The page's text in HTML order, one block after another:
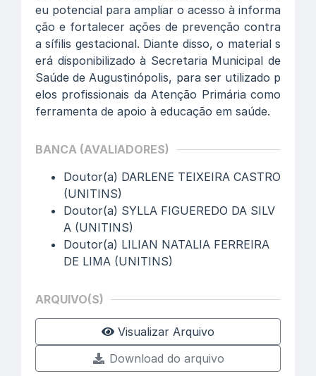
eu potencial para ampliar o acesso à informa
ção e fortalecer ações de prevenção contra
a sífilis gestacional. Diante disso, o material s
erá disponibilizado à Secretaria Municipal de
Saúde de Augustinópolis, para ser utilizado p
elos profissionais da Atenção Primária como
ferramenta de apoio à educação em saúde.
BANCA (AVALIADORES)
Doutor(a) DARLENE TEIXEIRA CASTRO
(UNITINS)
Doutor(a) SYLLA FIGUEREDO DA SILV
A (UNITINS)
Doutor(a) LILIAN NATALIA FERREIRA
DE LIMA (UNITINS)
ARQUIVO(S)
Visualizar Arquivo
Download do arquivo